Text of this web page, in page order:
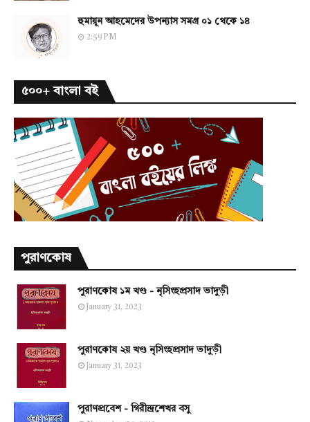
হুমায়ূন আহমেদের উপন্যাস সমগ্র ০১ থেকে ১৪
2:59 PM
৫০০+ বাংলা বই
পুরাণকোষ
পুরাণকোষ ১ম খণ্ড - নৃসিংহপ্রসাদ ভাদুড়ী
January 31, 2023
পুরাণকোষ ২য় খণ্ড নৃসিংহপ্রসাদ ভাদুড়ী
January 31, 2023
পুরাণপ্রবেশ - গিরীন্দ্রশেখর বসু